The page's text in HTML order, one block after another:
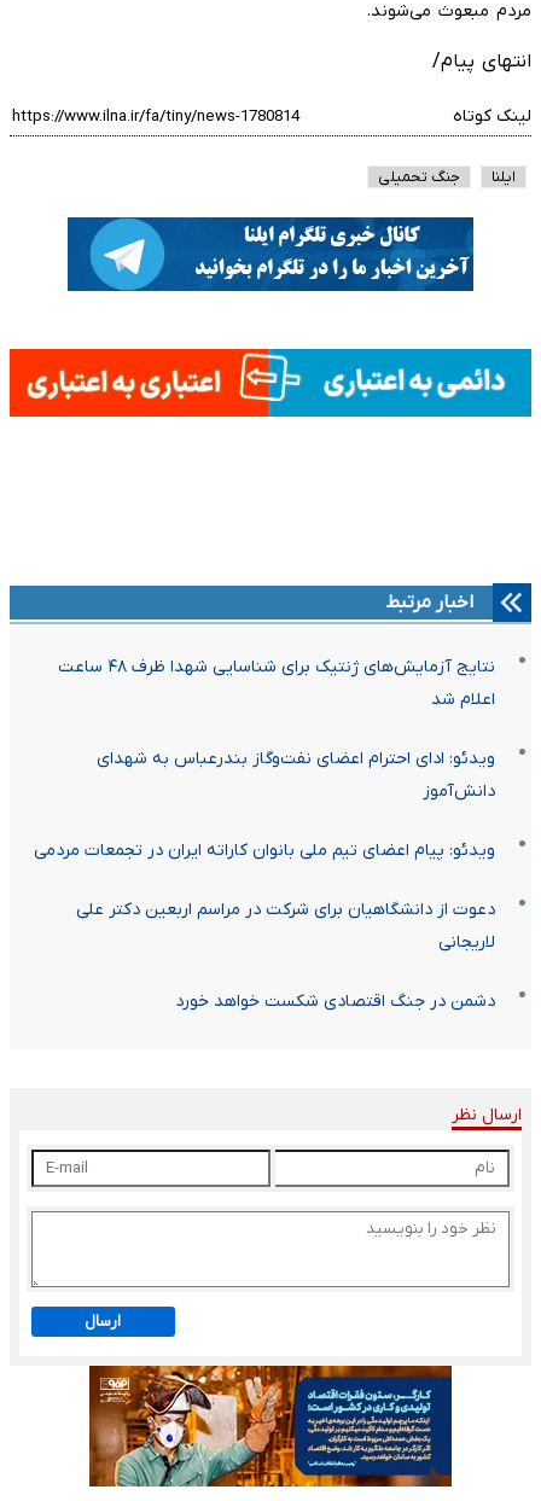
مردم مبعوث می‌شوند.
انتهای پیام/
لینک کوتاه
ایلنا جنگ تحمیلی
اخبار مرتبط
نتایج آزمایش‌های ژنتیک برای شناسایی شهدا ظرف ۴۸ ساعت
اعلام شد
ویدئو: ادای احترام اعضای نفت‌وگاز بندرعباس به شهدای
دانش‌آموز
ویدئو: پیام اعضای تیم ملی بانوان کاراته ایران در تجمعات مردمی
دعوت از دانشگاهیان برای شرکت در مراسم اربعین دکتر علی
لاریجانی
دشمن در جنگ اقتصادی شکست خواهد خورد
ارسال نظر
ارسال